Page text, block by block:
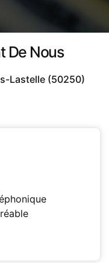
De Nous
Lastelle (50250)